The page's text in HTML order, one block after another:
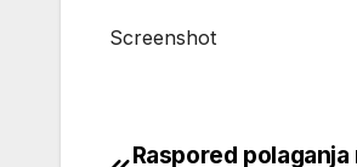
Screenshot
Raspored